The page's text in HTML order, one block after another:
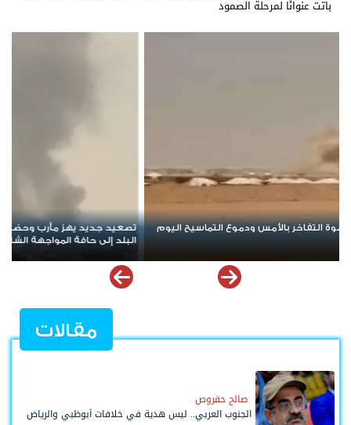
باتت عنوانًا لمرحلة الصمود
الحوثي يخلط الأوراق ويعيد
مسيرة حاشدة في باعلال بتريم تجدد
الشعبي السلمي
مقالات
صالح حقروص
الجنوب العربي.. ليس هدية في خلافات أبوظبي والرياض